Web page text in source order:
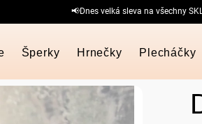
📢Dnes velká sleva na všechny
Šperky Hrnečky Plecháčky